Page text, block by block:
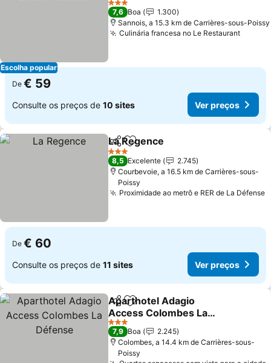
Escolha popular
3 Estrelas
7,6 Boa
1.300
Sannois, a 15.3 km de Carrières-sous-Poissy
Culinária francesa no Le Restaurant
De € 59
Consulte os preços de 10 sites Ver preços
PartilharAdicionar aos favoritos
La Regence
3 Estrelas
8,5 Excelente
2.745
Courbevoie, a 16.5 km de Carrières-sous-
Poissy
Proximidade ao metrô e RER de La Défense
De € 60
Consulte os preços de 11 sites Ver preços
PartilharAdicionar aos favoritos
Aparthotel Adagio
Access Colombes La
Défense
3 Estrelas
7,9 Boa
2.245
Colombes, a 14.4 km de Carrières-sous-
Poissy